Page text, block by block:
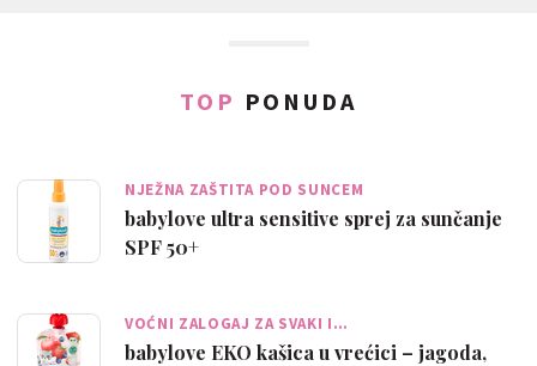
TOP PONUDA
NJEŽNA ZAŠTITA POD SUNCEM
babylove ultra sensitive sprej za sunčanje
SPF 50+
VOĆNI ZALOGAJ ZA SVAKI I…
babylove EKO kašica u vrećici – jagoda,